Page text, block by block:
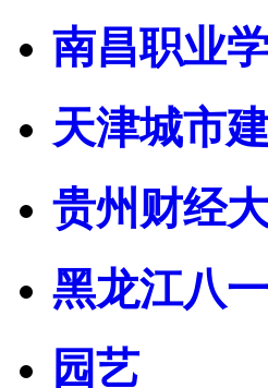
南昌职业
天津城市
贵州财经
黑龙江八
园艺